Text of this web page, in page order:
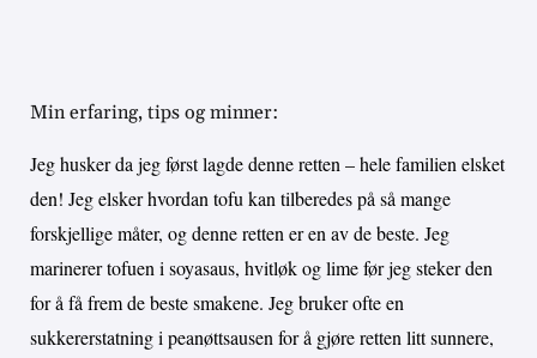
Min erfaring, tips og minner:
Jeg husker da jeg først lagde denne retten – hele familien elsket
den! Jeg elsker hvordan tofu kan tilberedes på så mange
forskjellige måter, og denne retten er en av de beste. Jeg
marinerer tofuen i soyasaus, hvitløk og lime før jeg steker den
for å få frem de beste smakene. Jeg bruker ofte en
sukkererstatning i peanøttsausen for å gjøre retten litt sunnere,